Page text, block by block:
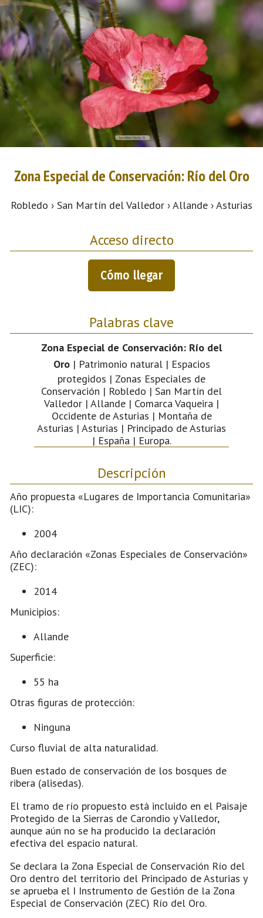
Zona Especial de Conservación: Río del Oro
Robledo › San Martín del Valledor › Allande › Asturias
Acceso directo
Cómo llegar
Palabras clave
Zona Especial de Conservación: Río del
Oro| Patrimonio natural | Espacios
protegidos | Zonas Especiales de
Conservación | Robledo | San Martín del
Valledor | Allande | Comarca Vaqueira |
Occidente de Asturias | Montaña de
Asturias | Asturias | Principado de Asturias
| España | Europa.
Descripción
Año propuesta «Lugares de Importancia Comunitaria»
(LIC):
2004
Año declaración «Zonas Especiales de Conservación»
(ZEC):
2014
Municipios:
Allande
Superficie:
55 ha
Otras figuras de protección:
Ninguna
Curso fluvial de alta naturalidad.
Buen estado de conservación de los bosques de
ribera (alisedas).
El tramo de río propuesto está incluido en el Paisaje
Protegido de la Sierras de Carondio y Valledor,
aunque aún no se ha producido la declaración
efectiva del espacio natural.
Se declara la Zona Especial de Conservación Río del
Oro dentro del territorio del Principado de Asturias y
se aprueba el I Instrumento de Gestión de la Zona
Especial de Conservación (ZEC) Río del Oro.